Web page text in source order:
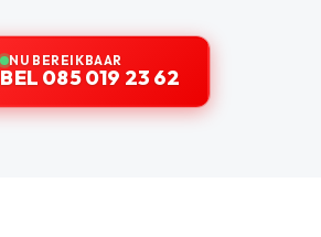
NU BEREIKBAAR
BEL 085 019 23 62